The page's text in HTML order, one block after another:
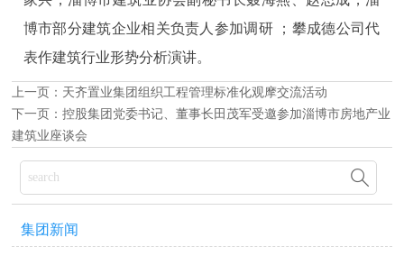
博市部分建筑企业相关负责人参加调研 ；攀成德公司代
表作建筑行业形势分析演讲。
上一页： 天齐置业集团组织工程管理标准化观摩交流活动
下一页：控股集团党委书记、董事长田茂军受邀参加淄博市房地产业
建筑业座谈会

集团新闻